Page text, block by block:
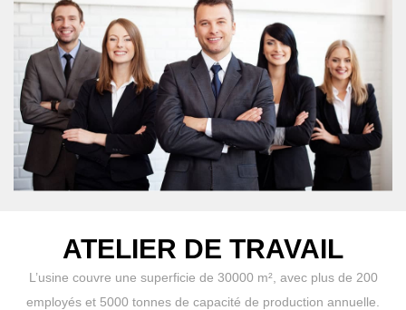
ATELIER DE TRAVAIL
L’usine couvre une superficie de 30000 m², avec plus de 200
employés et 5000 tonnes de capacité de production annuelle.